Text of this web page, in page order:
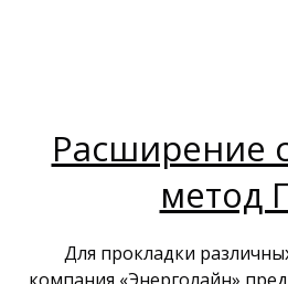
Расширение
метод
Для прокладки